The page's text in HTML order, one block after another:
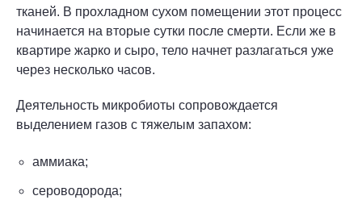
тканей. В прохладном сухом помещении этот процесс
начинается на вторые сутки после смерти. Если же в
квартире жарко и сыро, тело начнет разлагаться уже
через несколько часов.
Деятельность микробиоты сопровождается
выделением газов с тяжелым запахом:
аммиака;
сероводорода;